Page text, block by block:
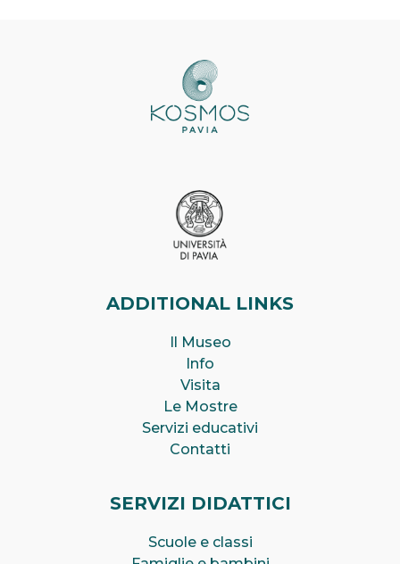
ADDITIONAL LINKS
Il Museo
Info
Visita
Le Mostre
Servizi educativi
Contatti
SERVIZI DIDATTICI
Scuole e classi